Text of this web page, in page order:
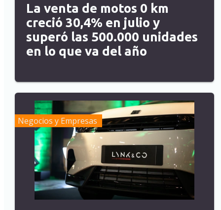
La venta de motos 0 km
creció 30,4% en julio y
superó las 500.000 unidades
en lo que va del año
Negocios y Empresas